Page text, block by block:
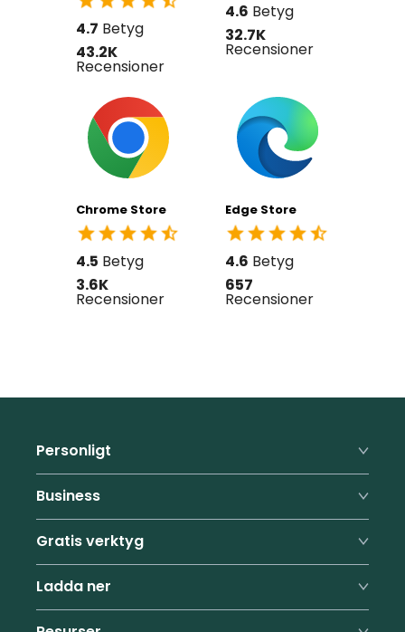
4.7 Betyg
43.2K
Recensioner
4.6 Betyg
32.7K
Recensioner
Chrome Store
4.5 Betyg
3.6K
Recensioner
Edge Store
4.6 Betyg
657
Recensioner
Personligt
Premium
Familj
Priser
Formulärifyllare
Studentrabatt
Business
Företagsfunktioner
Priser
Fördelar
Support
Gratis verktyg
Lösenordsgenerator
Lösenfrasgenerator
Ladda ner
Webbläsare